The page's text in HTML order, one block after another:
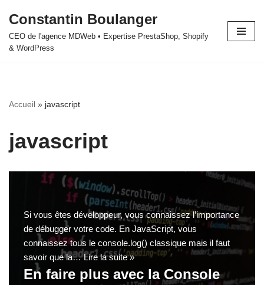
Aller
au
Constantin Boulanger
CEO de l'agence MDWeb • Expertise PrestaShop, Shopify
& WordPress
Accueil » javascript
javascript
Si vous êtes développeur, vous connaissez l’importance
de débugger votre code. En JavaScript, vous
connaissez tous le console.log() classique mais il faut
savoir que la…Lire la suite »
En faire plus avec la Console